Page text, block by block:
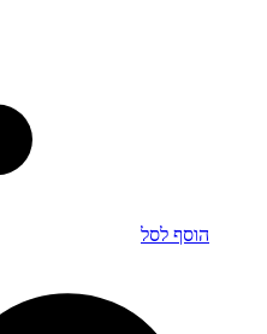
הוסף לסל